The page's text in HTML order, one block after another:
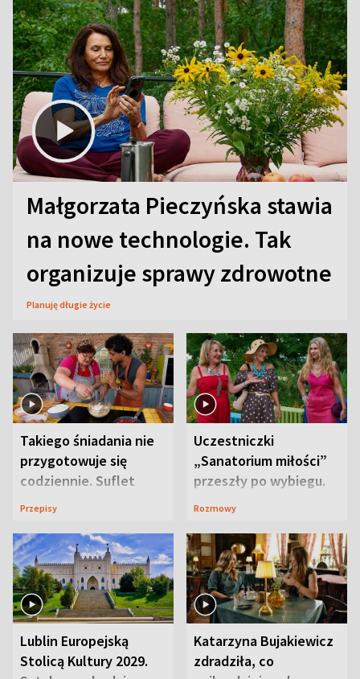
Małgorzata Pieczyńska stawia
na nowe technologie. Tak
organizuje sprawy zdrowotne
Planuję długie życie
Takiego śniadania nie
przygotowuje się
codziennie. Suflet
serowy zachwyca
Przepisy
Uczestniczki
„Sanatorium miłości”
przeszły po wybiegu.
Te stylizacje
Rozmowy
Lublin Europejską
Stolicą Kultury 2029.
Katarzyna Bujakiewicz
zdradziła, co